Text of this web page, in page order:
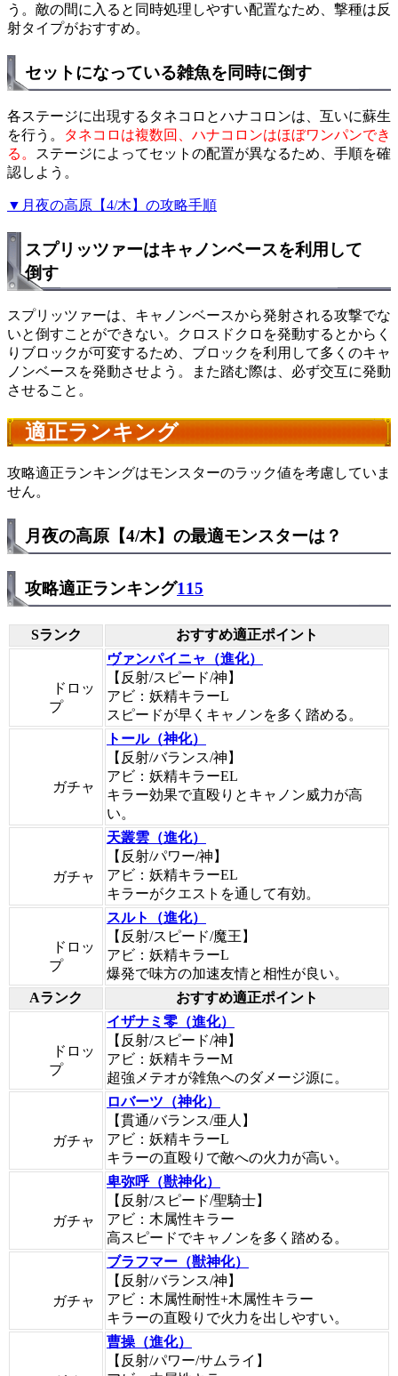
う。敵の間に入ると同時処理しやすい配置なため、撃種は反
射タイプがおすすめ。
セットになっている雑魚を同時に倒す
各ステージに出現するタネコロとハナコロンは、互いに蘇生
を行う。
タネコロは複数回、ハナコロンはほぼワンパンでき
る。
ステージによってセットの配置が異なるため、手順を確
認しよう。
▼月夜の高原【4/木】の攻略手順
スプリッツァーはキャノンベースを利用して
倒す
スプリッツァーは、キャノンベースから発射される攻撃でな
いと倒すことができない。クロスドクロを発動するとからく
りブロックが可変するため、ブロックを利用して多くのキャ
ノンベースを発動させよう。また踏む際は、必ず交互に発動
させること。
適正ランキング
攻略適正ランキングはモンスターのラック値を考慮していま
せん。
月夜の高原【4/木】の最適モンスターは？
攻略適正ランキング115
Sランク おすすめ適正ポイント
ドロッ
プ
ヴァンパイニャ（進化）
【反射/スピード/神】
アビ：妖精キラーL
スピードが早くキャノンを多く踏める。
ガチャ
トール（神化）
【反射/バランス/神】
アビ：妖精キラーEL
キラー効果で直殴りとキャノン威力が高
い。
ガチャ
天叢雲（進化）
【反射/パワー/神】
アビ：妖精キラーEL
キラーがクエストを通して有効。
ドロッ
プ
スルト（進化）
【反射/スピード/魔王】
アビ：妖精キラーL
爆発で味方の加速友情と相性が良い。
Aランク
おすすめ適正ポイント
ドロッ
プ
イザナミ零（進化）
【反射/スピード/神】
アビ：妖精キラーM
超強メテオが雑魚へのダメージ源に。
ガチャ
ロバーツ（神化）
【貫通/バランス/亜人】
アビ：妖精キラーL
キラーの直殴りで敵への火力が高い。
ガチャ
卑弥呼（獣神化）
【反射/スピード/聖騎士】
アビ：木属性キラー
高スピードでキャノンを多く踏める。
ガチャ
ブラフマー（獣神化）
【反射/バランス/神】
アビ：木属性耐性+木属性キラー
キラーの直殴りで火力を出しやすい。
曹操（進化）
【反射/パワー/サムライ】